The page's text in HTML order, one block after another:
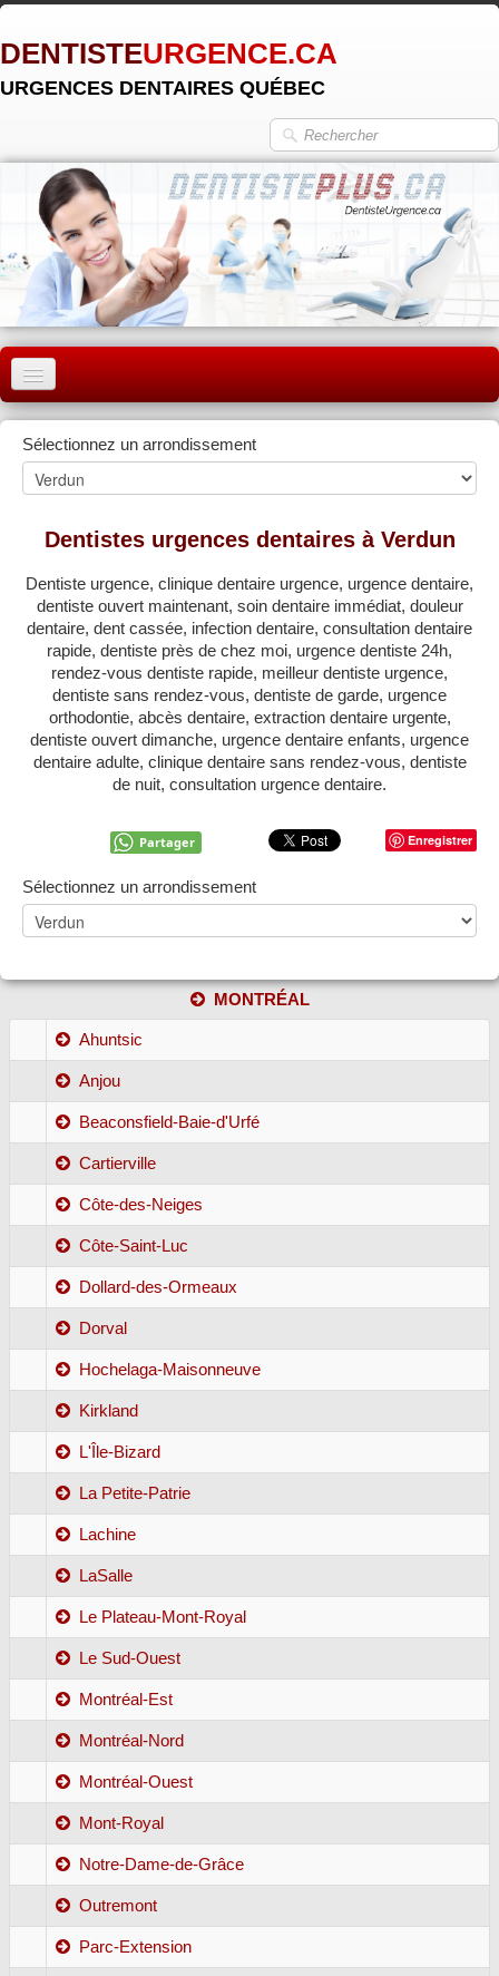
DENTISTEURGENCE.CA
URGENCES DENTAIRES QUÉBEC
ACCUEIL
MONTRÉAL
QUÉBEC
LAVAL
RÉGIONS▼
ZONE DENTISTE ▼
Sélectionnez un arrondissement
Dentistes urgences dentaires à Verdun
Dentiste urgence, clinique dentaire urgence, urgence dentaire,
dentiste ouvert maintenant, soin dentaire immédiat, douleur
dentaire, dent cassée, infection dentaire, consultation dentaire
rapide, dentiste près de chez moi, urgence dentiste 24h,
rendez-vous dentiste rapide, meilleur dentiste urgence,
dentiste sans rendez-vous, dentiste de garde, urgence
orthodontie, abcès dentaire, extraction dentaire urgente,
dentiste ouvert dimanche, urgence dentaire enfants, urgence
dentaire adulte, clinique dentaire sans rendez-vous, dentiste
de nuit, consultation urgence dentaire.
Enregistrer
Partager
Sélectionnez un arrondissement
MONTRÉAL
Ahuntsic
Anjou
Beaconsfield-Baie-d'Urfé
Cartierville
Côte-des-Neiges
Côte-Saint-Luc
Dollard-des-Ormeaux
Dorval
Hochelaga-Maisonneuve
Kirkland
L'Île-Bizard
La Petite-Patrie
Lachine
LaSalle
Le Plateau-Mont-Royal
Le Sud-Ouest
Montréal-Est
Montréal-Nord
Montréal-Ouest
Mont-Royal
Notre-Dame-de-Grâce
Outremont
Parc-Extension